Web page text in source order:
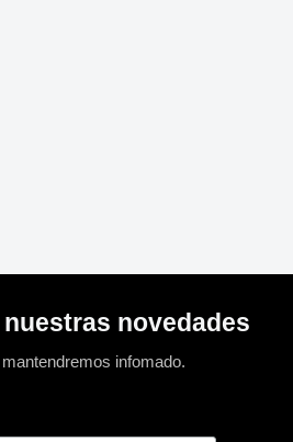
novedades
infomado.